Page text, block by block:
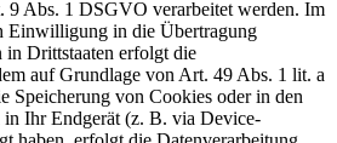
9 Abs. 1 DSGVO verarbeitet werden. Im
Einwilligung in die Übertragung
in Drittstaaten erfolgt die
auf Grundlage von Art. 49 Abs. 1 lit. a
Speicherung von Cookies oder in den
Ihr Endgerät (z. B. via Device-